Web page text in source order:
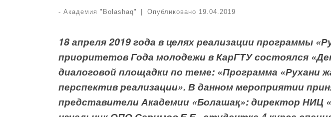
- Академия "Bolashaq" Опубликовано 19.04.2019
18 апреля 2019 года в целях реализации программы
приоритетов Года молодежи в КарГТУ состоялся
диалоговой площадки по теме: «Программа «Рухани
перспектив реализации». В данном мероприятии
представители Академии «Болашақ»: директор НИЦ